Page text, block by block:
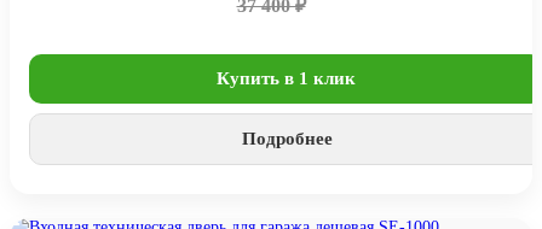
37 400 ₽
Купить в 1 клик
Подробнее